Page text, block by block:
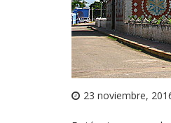
23 noviembre,